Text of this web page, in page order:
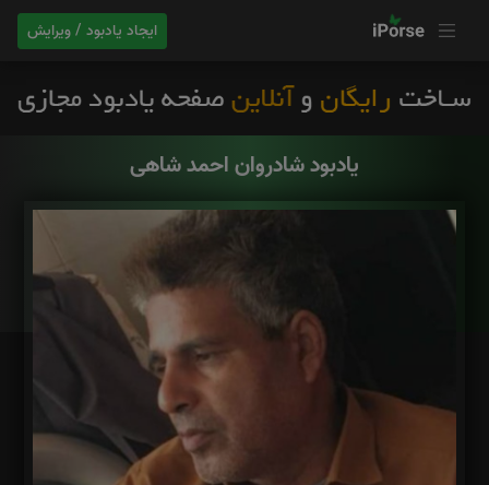
ایجاد یادبود / ویرایش
یادبود شادروان احمد شاهی